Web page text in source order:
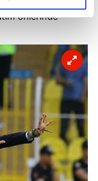
ve bu noktada,
noktasında tek gelir
isteriz.
izin vermedikleri
için İnternet
ait çerezler
çeşitli kişisel
çerezler bilgi
daha işlevsel
yönelik
de Ali Koç
önlerinde